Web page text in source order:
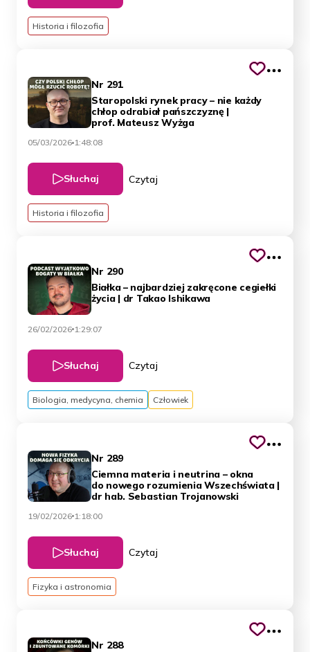
Historia i filozofia
Nr 291
Staropolski rynek pracy – nie każdy
chłop odrabiał pańszczyznę |
prof. Mateusz Wyżga
05/03/2026 1:48:08
Słuchaj Czytaj
Historia i filozofia
Nr 290
Białka – najbardziej zakręcone cegiełki
życia | dr Takao Ishikawa
26/02/2026 1:29:07
Słuchaj Czytaj
Biologia, medycyna, chemia Człowiek
Nr 289
Ciemna materia i neutrina – okna
do nowego rozumienia Wszechświata |
dr hab. Sebastian Trojanowski
19/02/2026 1:18:00
Słuchaj Czytaj
Fizyka i astronomia
Nr 288